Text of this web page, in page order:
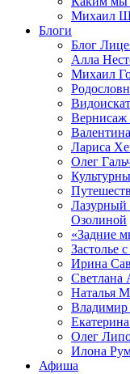
Михаил
Блоги
Блог
Алла
Михаил
Вернисаж
Лариса
Олег
Лазурный
Озолиной
«Задние
Застолье
Ирина
Светлана
Наталья
Владимир
Олег
Илона
Афиша